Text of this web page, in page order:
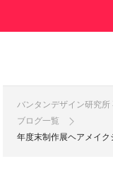
バンタンデザイン研究
ブログ一覧
年度末制作展ヘアメイ